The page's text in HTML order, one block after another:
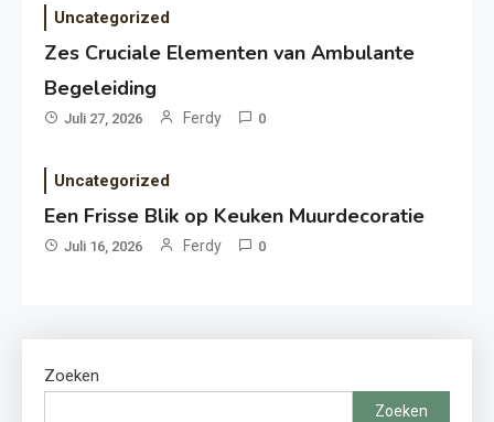
Uncategorized
Zes Cruciale Elementen van Ambulante
Begeleiding
Juli 27, 2026 Ferdy 0
Uncategorized
Een Frisse Blik op Keuken Muurdecoratie
Juli 16, 2026 Ferdy 0
Zoeken
Zoeken